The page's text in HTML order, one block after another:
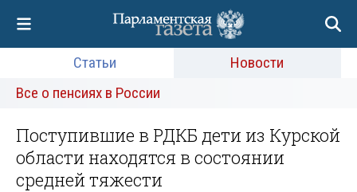
Статьи
Новости
Все о пенсиях в России
Поступившие в РДКБ дети из Курской
области находятся в состоянии
средней тяжести